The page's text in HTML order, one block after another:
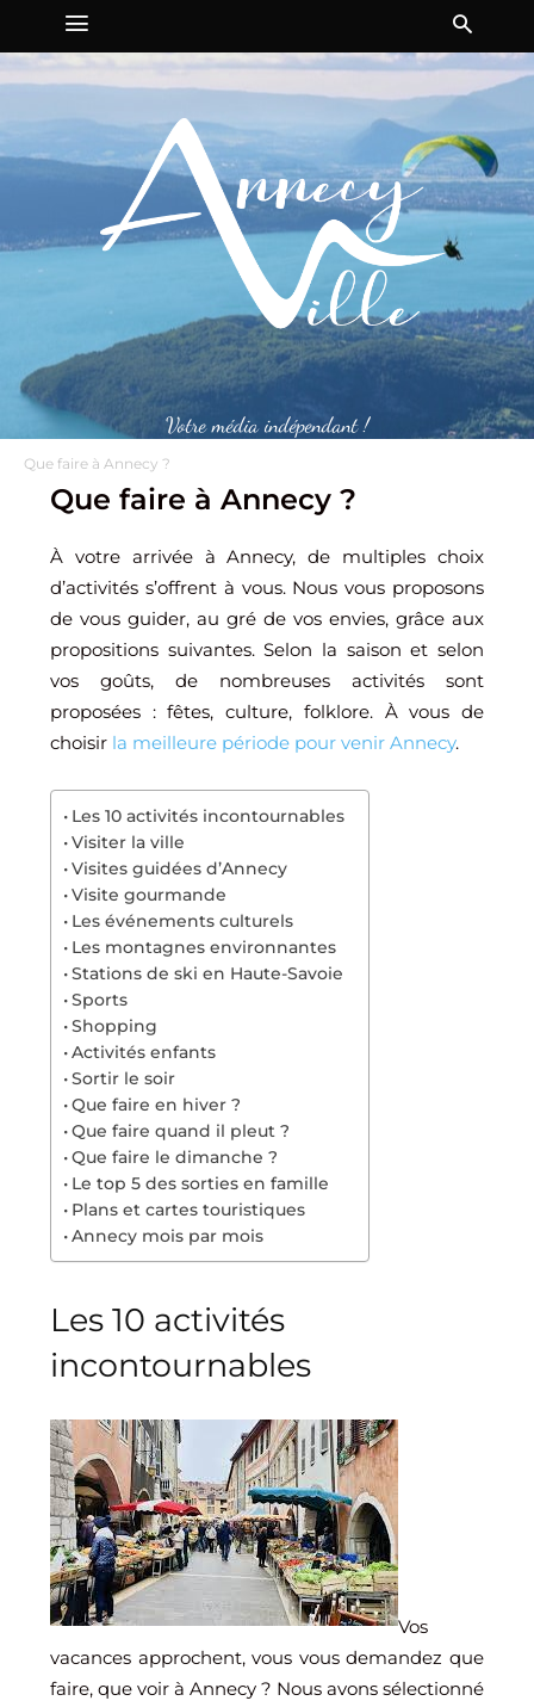
Votre média indépendant !
Que faire à Annecy ?
Que faire à Annecy ?
À votre arrivée à Annecy, de multiples choix
d’activités s’offrent à vous. Nous vous proposons
de vous guider, au gré de vos envies, grâce aux
propositions suivantes. Selon la saison et selon
vos goûts, de nombreuses activités sont
proposées : fêtes, culture, folklore. À vous de
choisir la meilleure période pour venir Annecy.
Les 10 activités incontournables
Visiter la ville
Visites guidées d’Annecy
Visite gourmande
Les événements culturels
Les montagnes environnantes
Stations de ski en Haute-Savoie
Sports
Shopping
Activités enfants
Sortir le soir
Que faire en hiver ?
Que faire quand il pleut ?
Que faire le dimanche ?
Le top 5 des sorties en famille
Plans et cartes touristiques
Annecy mois par mois
Les 10 activités
incontournables
Vos
vacances approchent, vous vous demandez que
faire, que voir à Annecy ? Nous avons sélectionné